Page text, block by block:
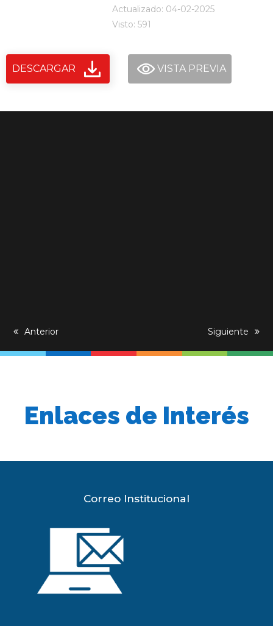
Actualizado: 04-02-2025
Visto: 591
DESCARGAR VISTA PREVIA
previous
Anterior
next
Siguiente
Enlaces de Interés
Correo Institucional